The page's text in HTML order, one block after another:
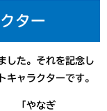
ター
した。それを記念し
キャラクターです。
なぎ